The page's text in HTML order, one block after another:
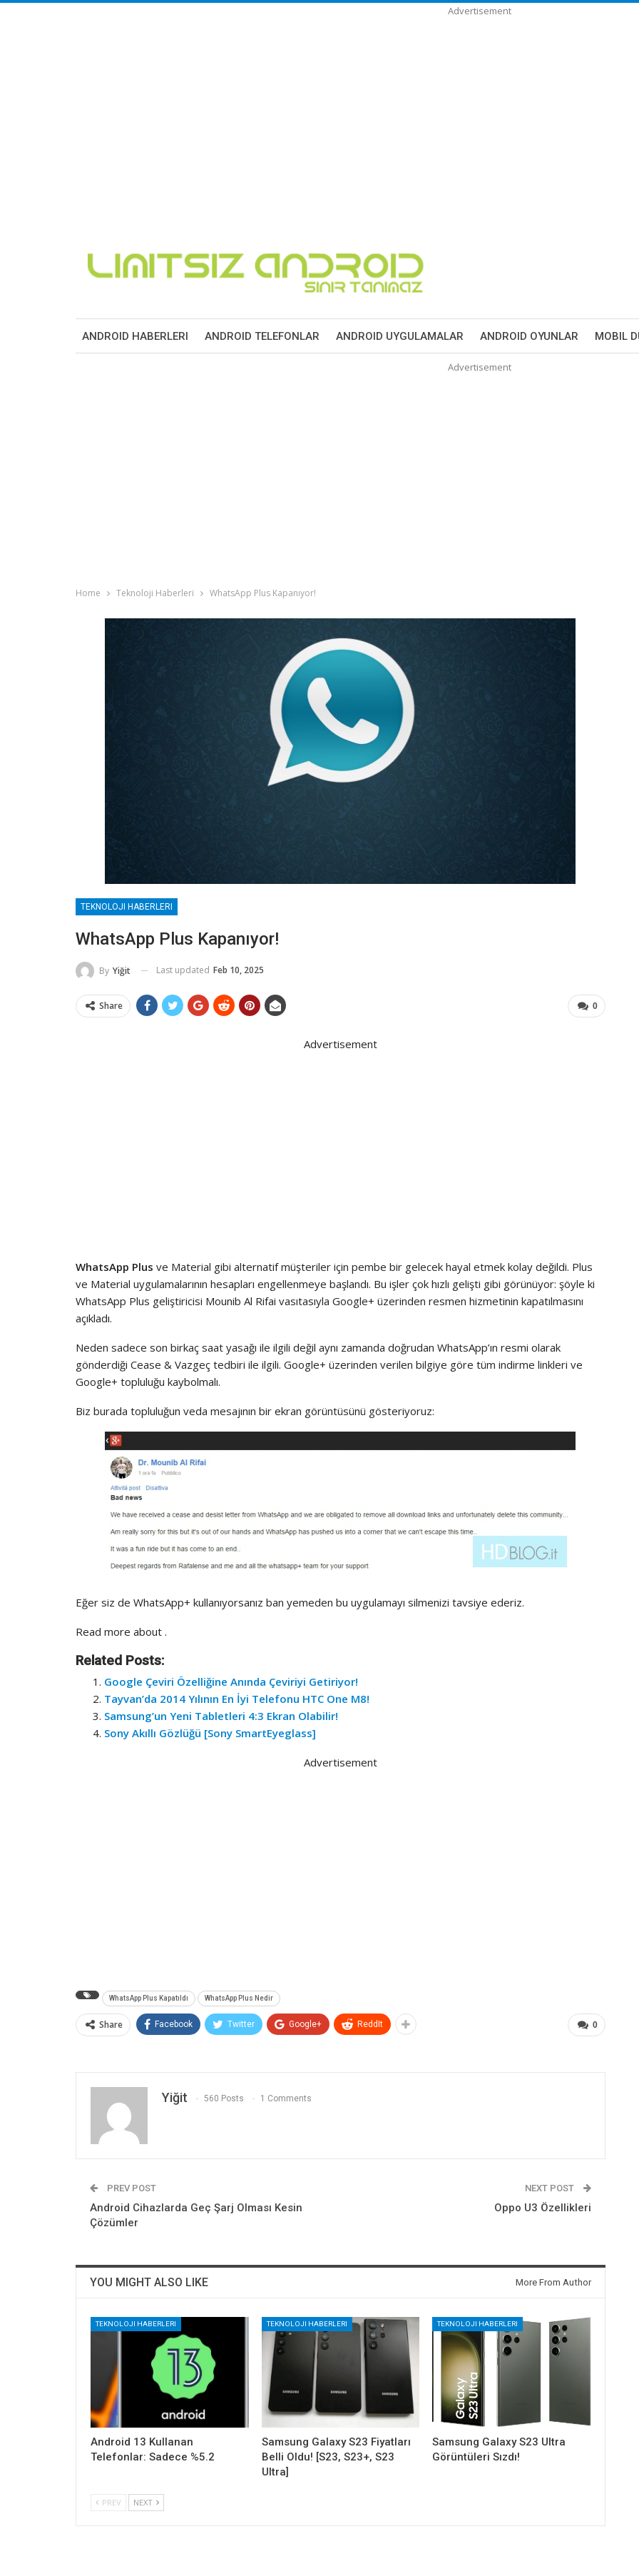
Advertisement
ANDROID HABERLERI ANDROID TELEFONLAR ANDROID UYGULAMALAR ANDROID OYUNLAR MOBIL
Advertisement
Home Teknoloji Haberleri WhatsApp Plus Kapanıyor!
TEKNOLOJI HABERLERI
WhatsApp Plus Kapanıyor!
By Yiğit Last updated Feb 10, 2025
0
Share
Advertisement
WhatsApp Plus ve Material gibi alternatif müşteriler için pembe bir gelecek hayal etmek kolay değildi. Plus
ve Material uygulamalarının hesapları engellenmeye başlandı. Bu işler çok hızlı gelişti gibi görünüyor: şöyle ki
WhatsApp Plus geliştiricisi Mounib Al Rifai vasıtasıyla Google+ üzerinden resmen hizmetinin kapatılmasını
açıkladı.
Neden sadece son birkaç saat yasağı ile ilgili değil aynı zamanda doğrudan WhatsApp’ın resmi olarak
gönderdiği Cease & Vazgeç tedbiri ile ilgili. Google+ üzerinden verilen bilgiye göre tüm indirme linkleri ve
Google+ topluluğu kaybolmalı.
Biz burada topluluğun veda mesajının bir ekran görüntüsünü gösteriyoruz:
Eğer siz de WhatsApp+ kullanıyorsanız ban yemeden bu uygulamayı silmenizi tavsiye ederiz.
Read more about .
Related Posts:
Google Çeviri Özelliğine Anında Çeviriyi Getiriyor!
Tayvan’da 2014 Yılının En İyi Telefonu HTC One M8!
Samsung’un Yeni Tabletleri 4:3 Ekran Olabilir!
Sony Akıllı Gözlüğü [Sony SmartEyeglass]
Advertisement
WhatsApp Plus Kapatıldı WhatsApp Plus Nedir
0
Share Facebook Twitter Google+ ReddIt
Yiğit 560 Posts 1 Comments
PREV POST
Android Cihazlarda Geç Şarj Olması Kesin
Çözümler
NEXT POST
Oppo U3 Özellikleri
YOU MIGHT ALSO LIKE More From Author
TEKNOLOJI HABERLERI
Android 13 Kullanan
Telefonlar: Sadece %5.2
TEKNOLOJI HABERLERI
Samsung Galaxy S23 Fiyatları
Belli Oldu! [S23, S23+, S23
Ultra]
TEKNOLOJI HABERLERI
Samsung Galaxy S23 Ultra
Görüntüleri Sızdı!
PREV NEXT